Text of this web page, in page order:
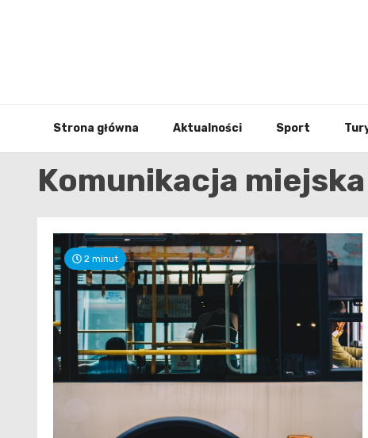
Strona główna Aktualności Sport
Komunikacja miejska
2 minut